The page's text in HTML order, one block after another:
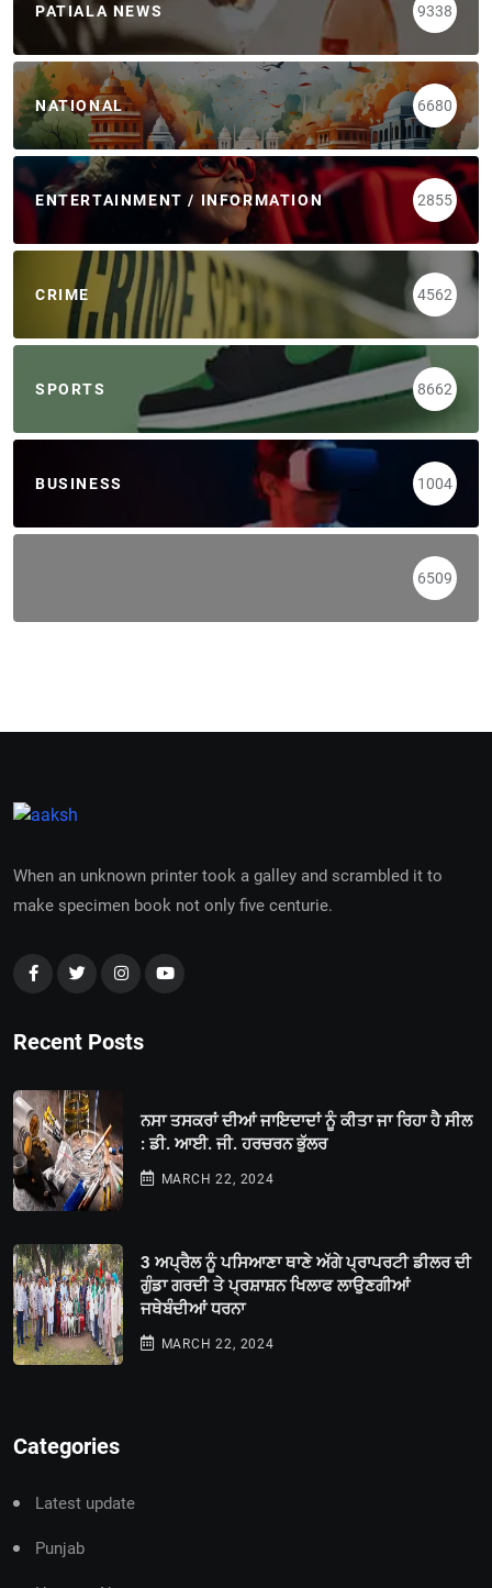
PATIALA NEWS 9338
NATIONAL 6680
ENTERTAINMENT / INFORMATION 2855
CRIME 4562
SPORTS 8662
BUSINESS 1004
6509
When an unknown printer took a galley and scrambled it to
make specimen book not only five centurie.
Recent Posts
ਨਸਾ ਤਸਕਰਾਂ ਦੀਆਂ ਜਾਇਦਾਦਾਂ ਨੂੰ ਕੀਤਾ ਜਾ ਰਿਹਾ ਹੈ ਸੀਲ
: ਡੀ. ਆਈ. ਜੀ. ਹਰਚਰਨ ਭੁੱਲਰ
MARCH 22, 2024
3 ਅਪ੍ਰੈਲ ਨੂੰ ਪਸਿਆਣਾ ਥਾਣੇ ਅੱਗੇ ਪ੍ਰਾਪਰਟੀ ਡੀਲਰ ਦੀ
ਗੁੰਡਾ ਗਰਦੀ ਤੇ ਪ੍ਰਸ਼ਾਸ਼ਨ ਖਿਲਾਫ ਲਾਉਣਗੀਆਂ
ਜਥੇਬੰਦੀਆਂ ਧਰਨਾ
MARCH 22, 2024
Categories
Latest update
Punjab